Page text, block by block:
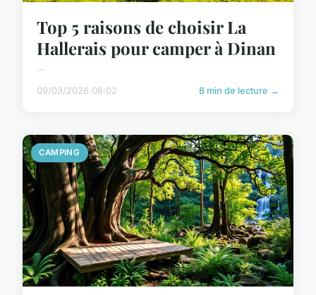
Top 5 raisons de choisir La
Hallerais pour camper à Dinan
...
09/03/2026 08:02 8 min de lecture →
CAMPING